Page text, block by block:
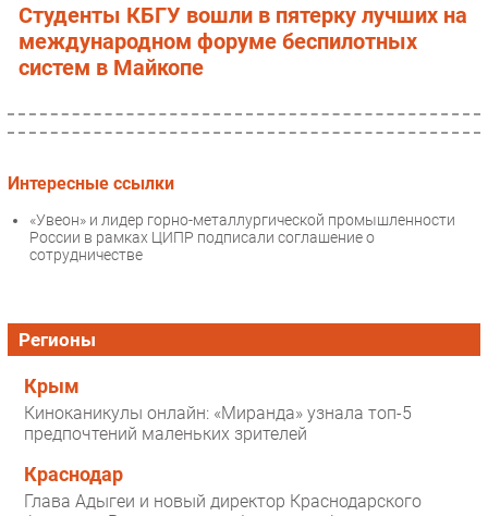
Студенты КБГУ вошли в пятерку лучших на
международном форуме беспилотных
систем в Майкопе
Интересные ссылки
«Увеон» и лидер горно-металлургической промышленности
России в рамках ЦИПР подписали соглашение о
сотрудничестве
Регионы
Крым
Киноканикулы онлайн: «Миранда» узнала топ-5
предпочтений маленьких зрителей
Краснодар
Глава Адыгеи и новый директор Краснодарского